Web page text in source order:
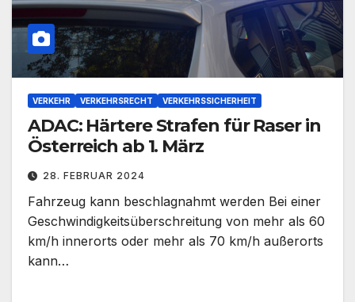
VERKEHR VERKEHRSRECHT VERKEHRSSICHERHEIT
ADAC: Härtere Strafen für Raser in
Österreich ab 1. März
28. FEBRUAR 2024
Fahrzeug kann beschlagnahmt werden Bei einer
Geschwindigkeitsüberschreitung von mehr als 60
km/h innerorts oder mehr als 70 km/h außerorts
kann…